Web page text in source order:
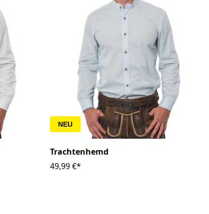
NEU
Trachtenhemd
49,99 €*